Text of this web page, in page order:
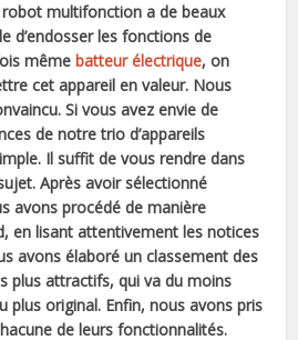
robot multifonction a de beaux
d’endosser les fonctions de
même batteur électrique, on
cet appareil en valeur. Nous
Si vous avez envie de
de notre trio d’appareils
Il suffit de vous rendre dans
Après avoir sélectionné
avons procédé de manière
en lisant attentivement les notices
avons élaboré un classement des
plus attractifs, qui va du moins
plus original. Enfin, nous avons pris
de leurs fonctionnalités.